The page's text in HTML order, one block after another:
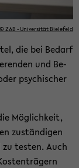
© ZAB - Uni­ver­si­tät Bie­le­feld
die bei Be­darf
und Be­
psy­chi­scher
Mög­lich­keit,
zu­stän­di­gen
tes­ten. Auch